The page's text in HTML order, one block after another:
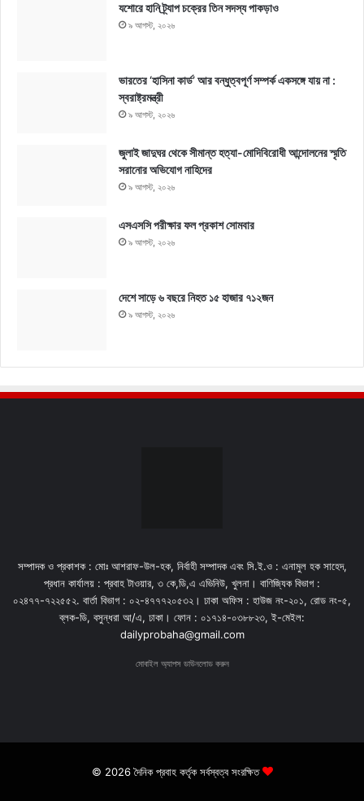
যশোরে হানি ট্র্যাপ চক্রের তিন সদস্য পাকড়াও
৯ আগস্ট, ২০২৬
ভারতের ‘হাসিনা কার্ড’ আর বন্ধুত্বপূর্ণ সম্পর্ক একসঙ্গে যায় না :
স্বরাষ্ট্রমন্ত্রী
৯ আগস্ট, ২০২৬
জুলাই জাদুঘর থেকে সীমান্ত হত্যা-মোদিবিরোধী আন্দোলনের স্মৃতি
সরানোর অভিযোগ নাহিদের
৯ আগস্ট, ২০২৬
এসএসসি পরীক্ষার ফল প্রকাশ সোমবার
৯ আগস্ট, ২০২৬
দেশে সাড়ে ৬ বছরে নিহত ১৫ হাজার ৭১২জন
৯ আগস্ট, ২০২৬
সম্পাদক ও প্রকাশক : মোঃ আশরাফ-উল-হক, নির্বাহী সম্পাদক এবং সি.ই.ও : এনামুল হক সাহেদ,
প্রধান কার্যালয় : প্রবাহ টাওয়ার, ৩ কে,ডি,এ এভিনিউ, খুলনা। বাণিজ্যিক বিভাগ :
০২৪৭৭-৭২২৫৫২. বার্তা বিভাগ : ০২-৪৭৭৭২০৫৩২। ঢাকা অফিস : হাউজ নং-২০১, রোড নং-৫,
ব্লক-ডি, বসুন্ধরা আ/এ, ঢাকা। ফোন : ০১৭১৪-০৩৮৮২৩, ই-মেইল:
dailyprobaha@gmail.com
মোবাইল অ্যাপস ডাউনলোড করুন
© 2026 দৈনিক প্রবাহ কর্তৃক সর্বস্বত্ব সংরক্ষিত